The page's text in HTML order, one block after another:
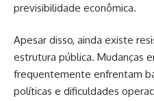
previsibilidade econômica.
Apesar disso, ainda existe
estrutura pública. Mudanças
frequentemente enfrentam
políticas e dificuldades